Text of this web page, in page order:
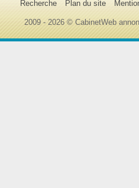
Recherche Plan du site
2009 - 2026 © CabinetWeb